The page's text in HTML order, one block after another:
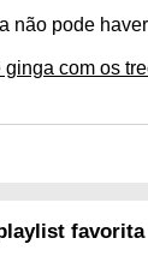
não pode
ginga com os